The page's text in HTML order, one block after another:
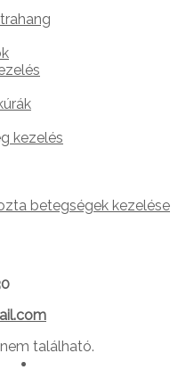
kezelés
betegségek kezelése
található.